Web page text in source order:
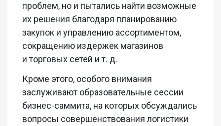
проблем, но и пытались найти возможные
их решения благодаря планированию
закупок и управлению ассортиментом,
сокращению издержек магазинов
и торговых сетей и т. д.
Кроме этого, особого внимания
заслуживают образовательные сессии
бизнес-саммита, на которых обсуждались
вопросы совершенствования логистики